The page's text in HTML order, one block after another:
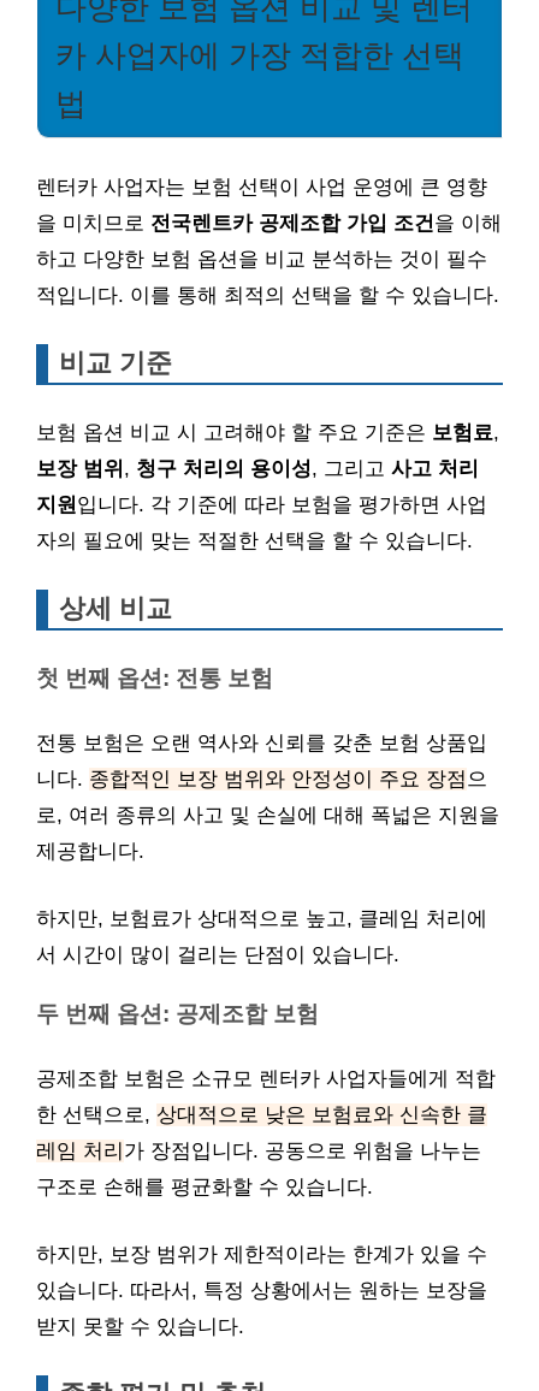
다양한 보험 옵션 비교 및 렌터
카 사업자에 가장 적합한 선택
법
렌터카 사업자는 보험 선택이 사업 운영에 큰 영향
을 미치므로 전국렌트카 공제조합 가입 조건을 이해
하고 다양한 보험 옵션을 비교 분석하는 것이 필수
적입니다. 이를 통해 최적의 선택을 할 수 있습니다.
비교 기준
보험 옵션 비교 시 고려해야 할 주요 기준은 보험료,
보장 범위 , 청구 처리의 용이성, 그리고 사고 처리
지원입니다. 각 기준에 따라 보험을 평가하면 사업
자의 필요에 맞는 적절한 선택을 할 수 있습니다.
상세 비교
첫 번째 옵션: 전통 보험
전통 보험은 오랜 역사와 신뢰를 갖춘 보험 상품입
니다. 종합적인 보장 범위와 안정성이 주요 장점으
로, 여러 종류의 사고 및 손실에 대해 폭넓은 지원을
제공합니다.
하지만, 보험료가 상대적으로 높고, 클레임 처리에
서 시간이 많이 걸리는 단점이 있습니다.
두 번째 옵션: 공제조합 보험
공제조합 보험은 소규모 렌터카 사업자들에게 적합
한 선택으로, 상대적으로 낮은 보험료와 신속한 클
레임 처리 가 장점입니다. 공동으로 위험을 나누는
구조로 손해를 평균화할 수 있습니다.
하지만, 보장 범위가 제한적이라는 한계가 있을 수
있습니다. 따라서, 특정 상황에서는 원하는 보장을
받지 못할 수 있습니다.